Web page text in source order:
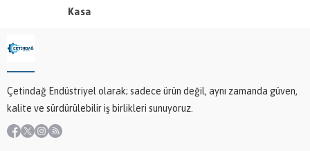
Kasa
Çetindağ Endüstriyel olarak; sadece ürün değil, aynı zamanda güven,
kalite ve sürdürülebilir iş birlikleri sunuyoruz.